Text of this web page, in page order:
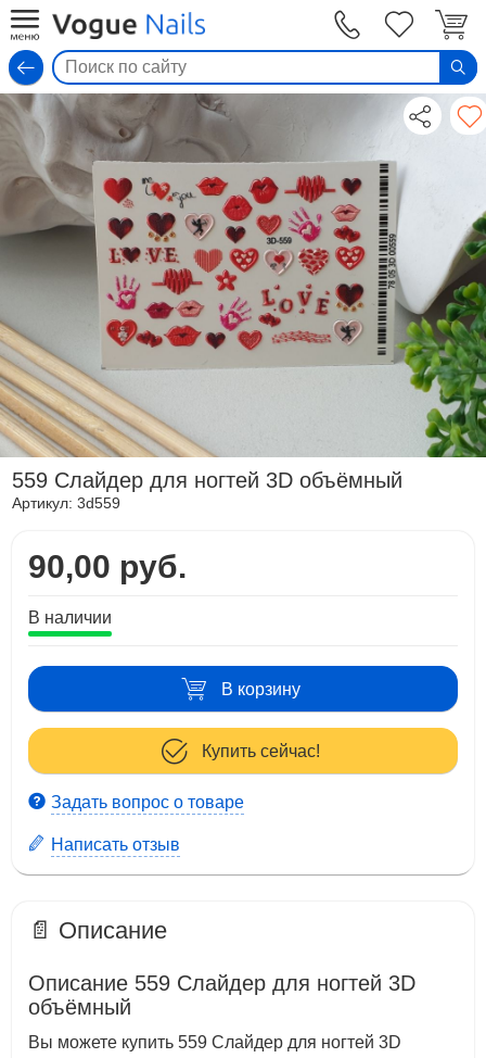
559 Слайдер для ногтей 3D объёмный
Артикул:3d559
90,00 руб.
В наличии
В корзину
Купить сейчас!
Задать вопрос о товаре
Написать отзыв
📄 Описание
Описание 559 Слайдер для ногтей 3D
объёмный
Вы можете купить 559 Слайдер для ногтей 3D